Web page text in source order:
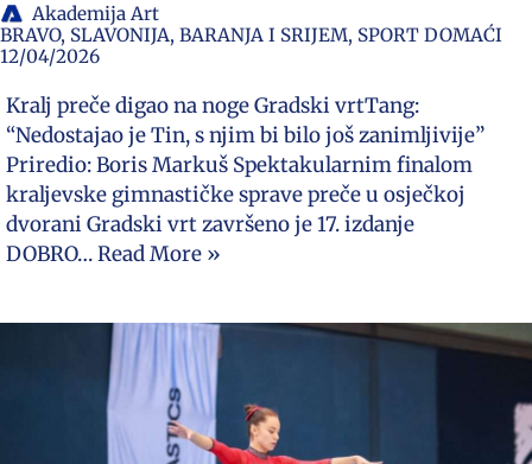
Akademija Art
BRAVO, SLAVONIJA, BARANJA I SRIJEM, SPORT DOMAĆI
12/04/2026
Kralj preče digao na noge Gradski vrtTang:
“Nedostajao je Tin, s njim bi bilo još zanimljivije”
Priredio: Boris Markuš Spektakularnim finalom
kraljevske gimnastičke sprave preče u osječkoj
dvorani Gradski vrt završeno je 17. izdanje
DOBRO…Read More »